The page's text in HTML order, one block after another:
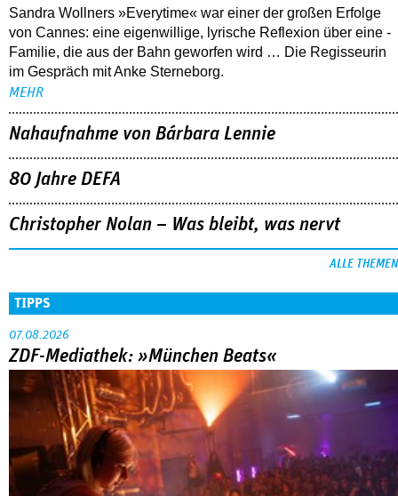
Sandra Wollners »Everytime« war einer der großen Erfolge
von Cannes: eine eigenwillige, lyrische Reflexion über eine ­
Familie, die aus der Bahn geworfen wird … Die Regisseurin
im Gespräch mit Anke Sterneborg.
MEHR
Nahaufnahme von Bárbara Lennie
80 Jahre DEFA
Christopher Nolan – Was bleibt, was nervt
ALLE THEMEN
TIPPS
07.08.2026
ZDF-Mediathek: »München Beats«